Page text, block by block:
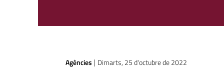
Agències | Dimarts, 25 d'octubre de 2022